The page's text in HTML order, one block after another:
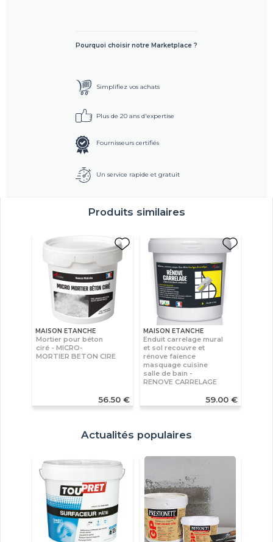
Pourquoi choisir notre Marketplace ?
Simplifiez vos achats
Plus de 20 ans d'expertise
Fournisseurs certifiés
Un service rapide et gratuit
Produits similaires
MAISON ETANCHE
Mortier pour béton
ciré - MICRO-
MORTIER BETON CIRE
56.50 €
MAISON ETANCHE
Enduit carrelage mural
et sol recouvre et
rénove faïence
masquage cuisine
salle de bain -
RENOVE CARRELAGE
59.00 €
Actualités populaires